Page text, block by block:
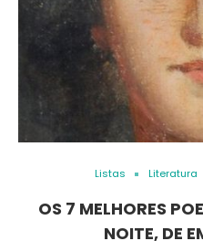
Listas Literatura
OS 7 MELHORES
NOITE, DE